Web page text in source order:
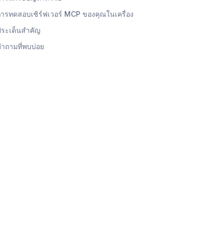
รทดสอบเซิร์ฟเวอร์ MCP ของคุณในเครื่อง
ะเด็นสำคัญ
ถามที่พบบ่อย